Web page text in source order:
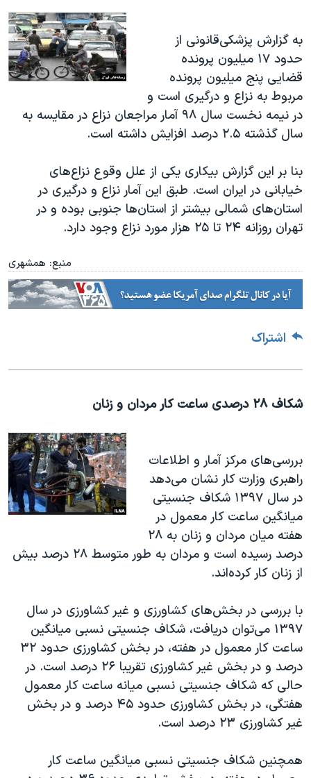
به گزارش پزشکی‌قانونی از
حدود ۱۷ میلیون پرونده
قضایی پنج میلیون پرونده
مربوط به نزاع و درگیری است و
در نیمه نخست سال ۹۸ آمار مراجعان نزاع در مقایسه به
سال گذشته ۲.۵ درصد افزایش داشته ‌است.
بنا بر این گزارش بیکاری یکی از علل وقوع نزاع‌های
خیابانی در ایران است. طبق این آمار نزاع و درگیری در
استان‌های شمالی بیشتر از استان‌ها جنوبی بوده و در
تهران روزانه ۲۴ تا ۲۵ هزار مورد نزاع وجود دارد.
منبع: همشهری
اشتراک
شکاف ۲۸ درصدی ساعت کار مردان و زنان
بررسی‌های مرکز آمار و اطلاعات
راهبری وزارت کار نشان می‌دهد
در سال ۱۳۹۷ شکاف جنسیتی
میانگین ساعت کار معمول در
هفته میان مردان و زنان به ۲۸
درصد رسیده است و مردان به‌ طور متوسط ۲۸ درصد بیش‌
از زنان کار کرده‌اند.
با بررسی در بخش‌های کشاورزی و غیر کشاورزی در سال
۱۳۹۷ می‌توان دریافت، شکاف جنسیتی نسبی میانگین
ساعت کار معمول در هفته، در بخش کشاورزی حدود ۳۲
درصد و در بخش غیر کشاورزی تقریبا ۲۶ درصد است. در
حالی که شکاف جنسیتی نسبی میانه ساعت کار معمول
هفتگی، در بخش کشاورزی حدود ۴۵ درصد و در بخش
غیر کشاورزی ۲۳ درصد است.
همچنین شکاف جنسیتی نسبی میانگین ساعت کار